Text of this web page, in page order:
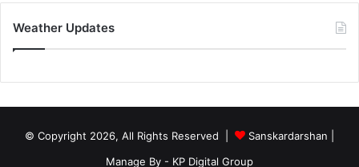
Weather Updates
© Copyright 2026, All Rights Reserved | Sanskardarshan
Manage By - KP Digital Group